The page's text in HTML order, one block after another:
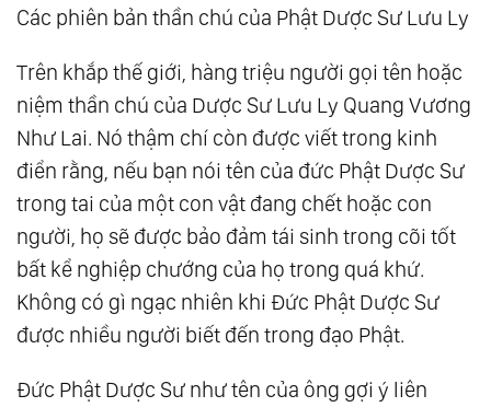
Các phiên bản thần chú của Phật Dược Sư Lưu Ly
Trên khắp thế giới, hàng triệu người gọi tên hoặc
niệm thần chú của Dược Sư Lưu Ly Quang Vương
Như Lai. Nó thậm chí còn được viết trong kinh
điển rằng, nếu bạn nói tên của đức Phật Dược Sư
trong tai của một con vật đang chết hoặc con
người, họ sẽ được bảo đảm tái sinh trong cõi tốt
bất kể nghiệp chướng của họ trong quá khứ.
Không có gì ngạc nhiên khi Đức Phật Dược Sư
được nhiều người biết đến trong đạo Phật.
Đức Phật Dược Sư như tên của ông gợi ý liên